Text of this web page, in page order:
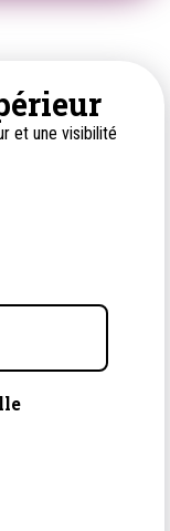
et une visibilité